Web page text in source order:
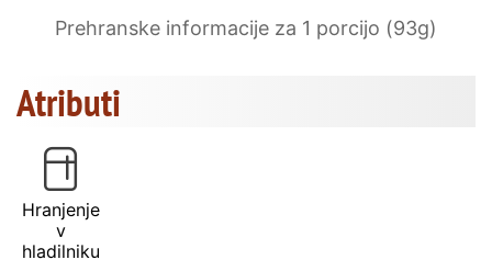
Prehranske informacije za 1 porcijo (93g)
Atributi
Hranjenje
v
hladilniku